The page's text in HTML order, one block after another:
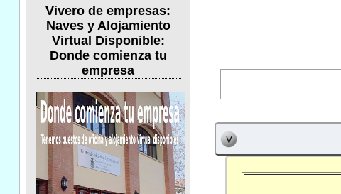
Vivero de empresas:
Naves y Alojamiento
Virtual Disponible:
Donde comienza tu
empresa